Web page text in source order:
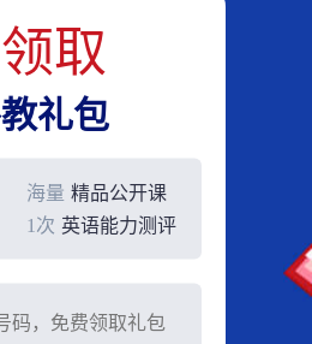
取
礼包
海量 精品公开课
1次 英语能力测评